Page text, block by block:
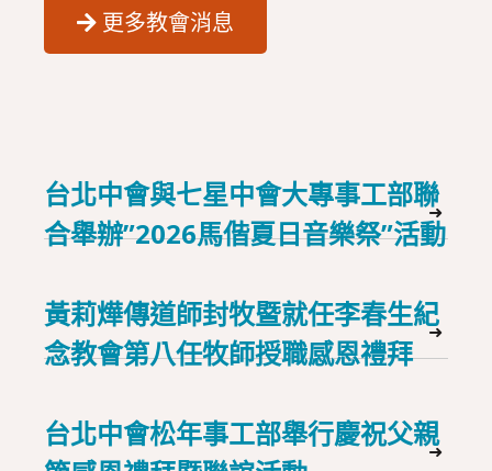
更多教會消息
台北中會與七星中會大專事工部聯
合舉辦”2026馬偕夏日音樂祭”活動
➜
黃莉燁傳道師封牧暨就任李春生紀
念教會第八任牧師授職感恩禮拜
➜
台北中會松年事工部舉行慶祝父親
➜